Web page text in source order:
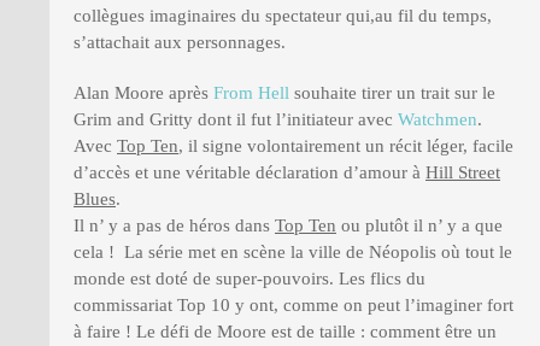
collègues imaginaires du spectateur qui,au fil du temps,
s’attachait aux personnages.
Alan Moore après From Hell souhaite tirer un trait sur le
Grim and Gritty dont il fut l’initiateur avec Watchmen.
Avec Top Ten, il signe volontairement un récit léger, facile
d’accès et une véritable déclaration d’amour à Hill Street
Blues.
Il n’ y a pas de héros dans Top Ten ou plutôt il n’ y a que
cela ! La série met en scène la ville de Néopolis où tout le
monde est doté de super-pouvoirs. Les flics du
commissariat Top 10 y ont, comme on peut l’imaginer fort
à faire ! Le défi de Moore est de taille : comment être un